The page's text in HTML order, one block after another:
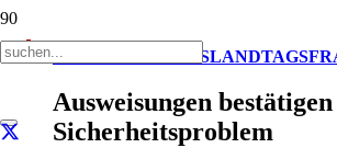
AKTUELL IMPULS
Ausweisungen bestätigen
Sicherheitsproblem